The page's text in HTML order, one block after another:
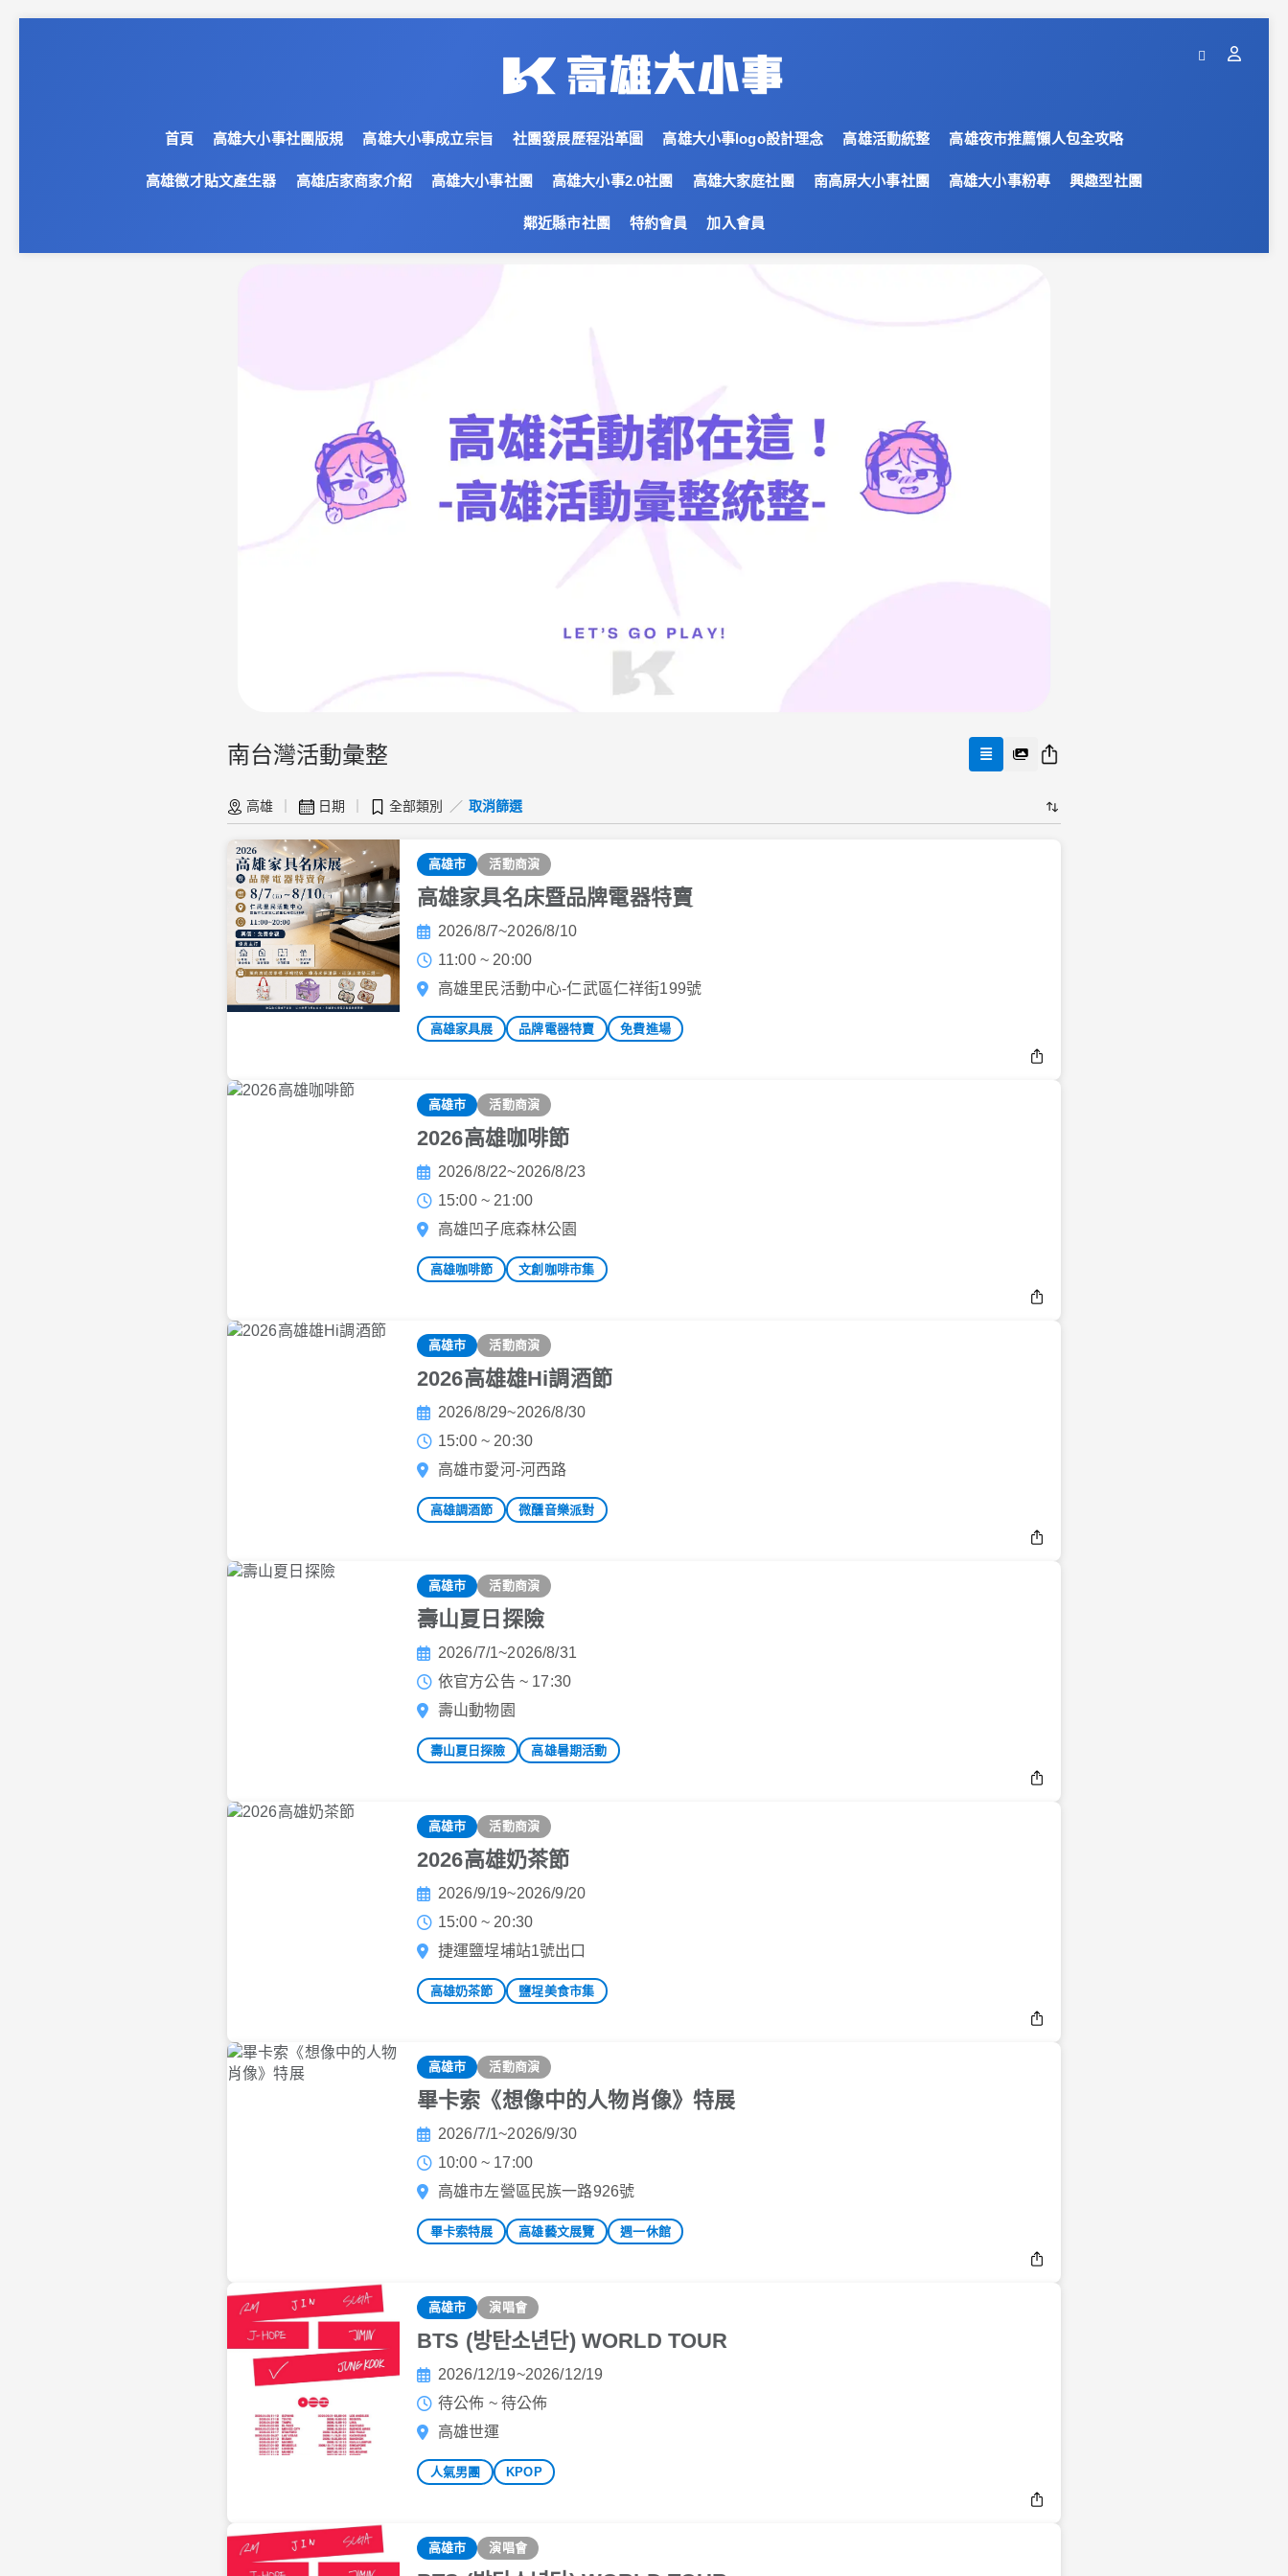
首頁 高雄大小事社團版規 高雄大小事成立宗旨 社團發展歷程沿革圖 高雄大小事logo設計理念 高雄活動統整 高雄夜市推薦懶人包全攻略
高雄徵才貼文產生器 高雄店家商家介紹 高雄大小事社團 高雄大小事2.0社團 高雄大家庭社團 南高屏大小事社團 高雄大小事粉專 興趣型社團
鄰近縣市社團 特約會員 加入會員
南台灣活動彙整
高雄 日期 全部類別 ／ 取消篩選
高雄市 活動商演
高雄家具名床暨品牌電器特賣
2026/8/7~2026/8/10
11:00 ~ 20:00
高雄里民活動中心-仁武區仁祥街199號
高雄家具展 品牌電器特賣 免費進場
高雄市 活動商演
2026高雄咖啡節
2026/8/22~2026/8/23
15:00 ~ 21:00
高雄凹子底森林公園
高雄咖啡節 文創咖啡市集
高雄市 活動商演
2026高雄雄Hi調酒節
2026/8/29~2026/8/30
15:00 ~ 20:30
高雄市愛河-河西路
高雄調酒節 微醺音樂派對
高雄市 活動商演
壽山夏日探險
2026/7/1~2026/8/31
依官方公告 ~ 17:30
壽山動物園
壽山夏日探險 高雄暑期活動
高雄市 活動商演
2026高雄奶茶節
2026/9/19~2026/9/20
15:00 ~ 20:30
捷運鹽埕埔站1號出口
高雄奶茶節 鹽埕美食市集
高雄市 活動商演
畢卡索《想像中的人物肖像》特展
2026/7/1~2026/9/30
10:00 ~ 17:00
高雄市左營區民族一路926號
畢卡索特展 高雄藝文展覽 週一休館
高雄市 演唱會
BTS (방탄소년단) WORLD TOUR
2026/12/19~2026/12/19
待公佈 ~ 待公佈
高雄世運
人氣男團 KPOP
高雄市 演唱會